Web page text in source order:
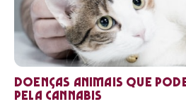
Doenças animais que
pela cannabis